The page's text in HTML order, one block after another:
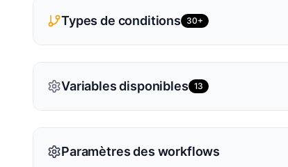
Types de conditions 30+
Variables disponibles 13
Paramètres des workflows